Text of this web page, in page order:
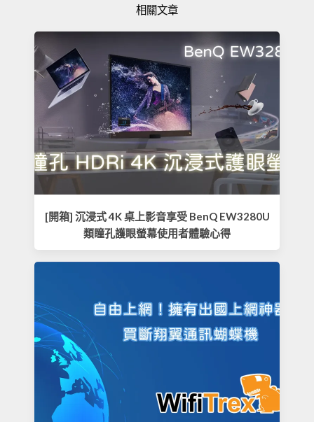
相關文章
[開箱] 沉浸式 4K 桌上影音享受 BenQ EW3280U
類瞳孔護眼螢幕使用者體驗心得